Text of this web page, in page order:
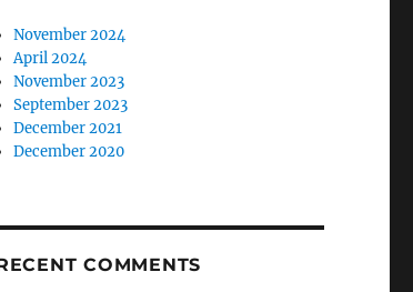
November 2024
April 2024
November 2023
September 2023
December 2021
December 2020
COMMENTS